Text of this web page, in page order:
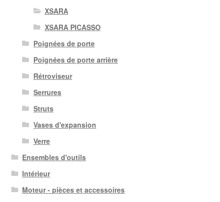
XSARA
XSARA PICASSO
Poignées de porte
Poignées de porte arrière
Rétroviseur
Serrures
Struts
Vases d'expansion
Verre
Ensembles d'outils
Intérieur
Moteur - pièces et accessoires